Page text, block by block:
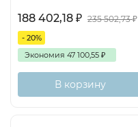
188 402,18 ₽ 235 502,73₽
- 20%
Экономия 47 100,55 ₽
В корзину